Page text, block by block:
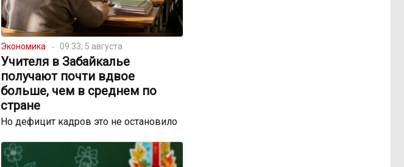
Экономика 09:33, 5 августа
Учителя в Забайкалье
получают почти вдвое
больше, чем в среднем по
стране
Но дефицит кадров это не остановило